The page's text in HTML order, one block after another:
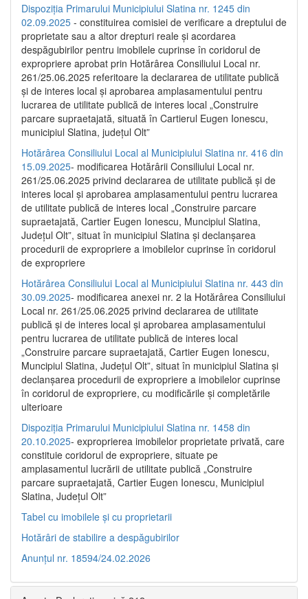
Dispoziția Primarului Municipiului Slatina nr. 1245 din
02.09.2025 - constituirea comisiei de verificare a dreptului de
proprietate sau a altor drepturi reale și acordarea
despăgubirilor pentru imobilele cuprinse în coridorul de
expropriere aprobat prin Hotărârea Consiliului Local nr.
261/25.06.2025 referitoare la declararea de utilitate publică
și de interes local și aprobarea amplasamentului pentru
lucrarea de utilitate publică de interes local „Construire
parcare supraetajată, situată în Cartierul Eugen Ionescu,
municipiul Slatina, județul Olt”
Hotărârea Consiliului Local al Municipiului Slatina nr. 416 din
15.09.2025- modificarea Hotărârii Consiliului Local nr.
261/25.06.2025 privind declararea de utilitate publică și de
interes local și aprobarea amplasamentului pentru lucrarea
de utilitate publică de interes local „Construire parcare
supraetajată, Cartier Eugen Ionescu, Muncipiul Slatina,
Județul Olt”, situat în municipiul Slatina și declanșarea
procedurii de expropriere a imobilelor cuprinse în coridorul
de expropriere
Hotărârea Consiliului Local al Municipiului Slatina nr. 443 din
30.09.2025- modificarea anexei nr. 2 la Hotărârea Consiliului
Local nr. 261/25.06.2025 privind declararea de utilitate
publică şi de interes local şi aprobarea amplasamentului
pentru lucrarea de utilitate publică de interes local
„Construire parcare supraetajată, Cartier Eugen Ionescu,
Muncipiul Slatina, Judeţul Olt”, situat în municipiul Slatina şi
declanşarea procedurii de expropriere a imobilelor cuprinse
în coridorul de expropriere, cu modificările şi completările
ulterioare
Dispoziția Primarului Municipiului Slatina nr. 1458 din
20.10.2025- exproprierea imobilelor proprietate privată, care
constituie coridorul de expropriere, situate pe
amplasamentul lucrării de utilitate publică „Construire
parcare supraetajată, Cartier Eugen Ionescu, Municipiul
Slatina, Județul Olt”
Tabel cu imobilele și cu proprietarii
Hotărâri de stabilire a despăgubirilor
Anunțul nr. 18594/24.02.2026